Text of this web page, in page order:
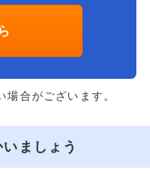
合がございます。
ましょう